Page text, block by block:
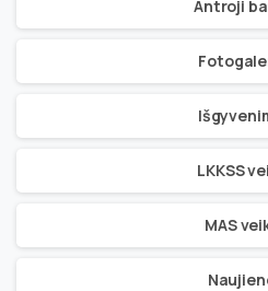
Antroji
LKKSS
MAS